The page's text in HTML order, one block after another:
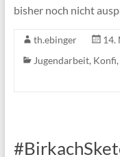
bisher noch nicht
th.ebinger
14.
Jugendarbeit, Konfi,